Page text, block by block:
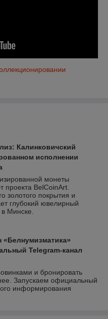
Калинковичский
исполнении
монеты
проекта BelCoinArt.
золотого покрытия и
глубокий ювелирный
Минске.
«Белнумизматика»
Telegram-канал
и бронировать
Запускаем официальный
информирования